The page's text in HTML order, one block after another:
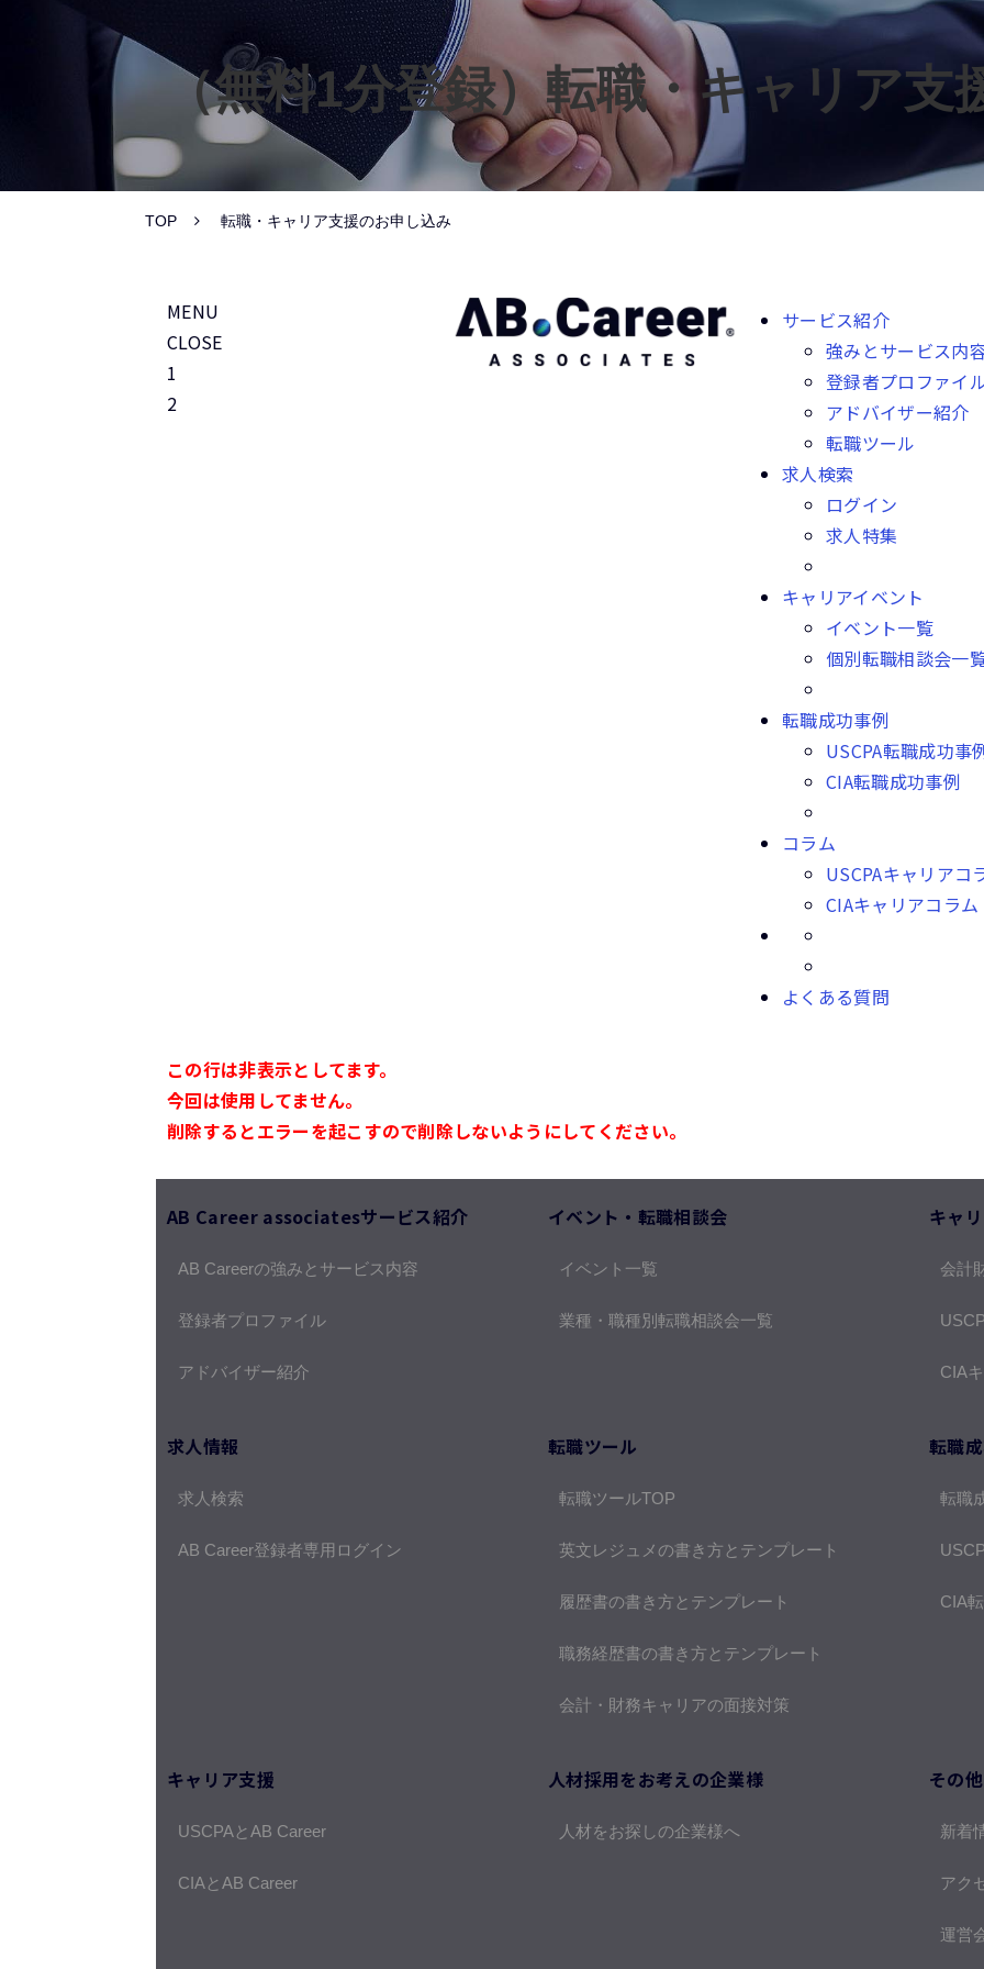
（無料1分登録）転職・キャリア支
TOP 転職・キャリア支援のお申し込み
MENU
CLOSE
1
2
サービス紹介
強みとサービス内
登録者プロファイ
アドバイザー紹介
転職ツール
求人検索
ログイン
求人特集
キャリアイベント
イベント一覧
個別転職相談会一
転職成功事例
USCPA転職成功事
CIA転職成功事例
コラム
USCPAキャリアコ
CIAキャリアコラム
よくある質問
この行は非表示としてます。
今回は使用してません。
削除するとエラーを起こすので削除しないようにしてください。
AB Career associatesサービス紹介
AB Careerの強みとサービス内容
登録者プロファイル
アドバイザー紹介
イベント・転職相談会
イベント一覧
業種・職種別転職相談会一覧
キャ
会計
CIA
求人情報
求人検索
AB Career登録者専用ログイン
転職ツール
転職ツールTOP
英文レジュメの書き方とテンプレート
履歴書の書き方とテンプレート
職務経歴書の書き方とテンプレート
会計・財務キャリアの面接対策
転職
転職
CIA
キャリア支援
USCPAとAB Career
CIAとAB Career
人材採用をお考えの企業様
人材をお探しの企業様へ
その他
新着
アク
運営